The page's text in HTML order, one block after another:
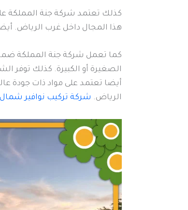
كذلك تعتمد شركة جنة المملكة
هذا المجال داخل غرب الرياض.
كما تعمل شركة جنة المملكة ضمن
الصغيرة أو الكبيرة. كذلك توفر
أيضا تعتمد على مواد ذات جودة
الرياض. شركة تركيب نوافير